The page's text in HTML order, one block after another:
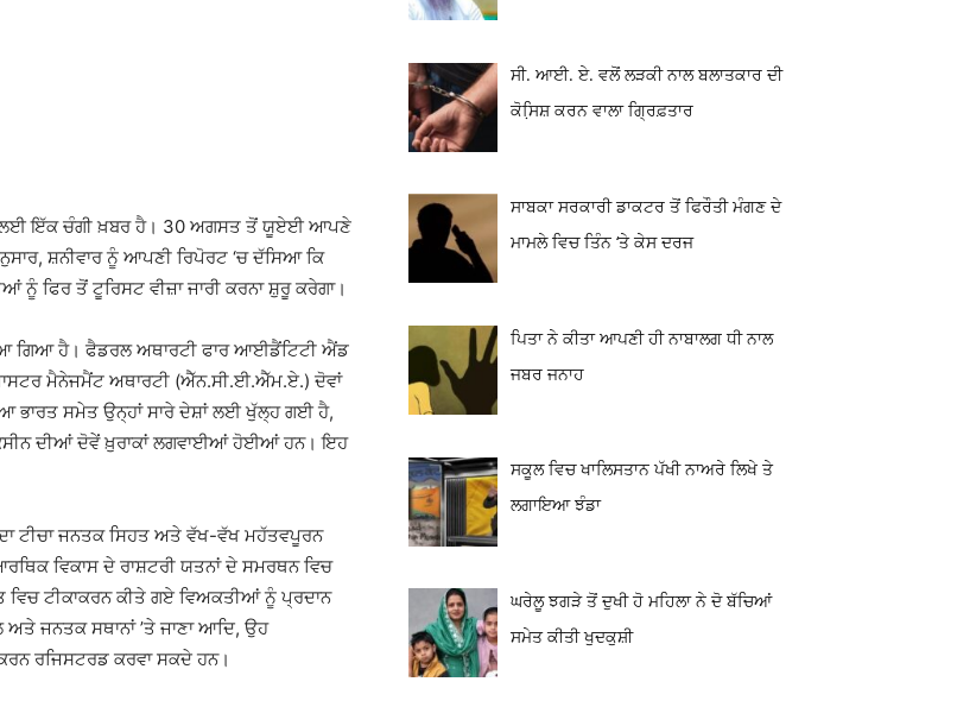
ਲਈ ਇੱਕ ਚੰਗੀ ਖ਼ਬਰ ਹੈ। 30 ਅਗਸਤ ਤੋਂ ਯੂਏਈ ਆਪਣੇ
ਸ਼ਨੀਵਾਰ ਨੂੰ ਆਪਣੀ ਰਿਪੋਰਟ ‘ਚ ਦੱਸਿਆ ਕਿ
ਫਿਰ ਤੋਂ ਟੂਰਿਸਟ ਵੀਜ਼ਾ ਜਾਰੀ ਕਰਨਾ ਸ਼ੁਰੂ ਕਰੇਗਾ।
ਗਿਆ ਹੈ। ਫੈਡਰਲ ਅਥਾਰਟੀ ਫਾਰ ਆਈਡੈਂਟਿਟੀ ਐਂਡ
ਮੈਨੇਜਮੈਂਟ ਅਥਾਰਟੀ (ਐੱਨ.ਸੀ.ਈ.ਐੱਮ.ਏ.) ਦੋਵਾਂ
ਭਾਰਤ ਸਮੇਤ ਉਨ੍ਹਾਂ ਸਾਰੇ ਦੇਸ਼ਾਂ ਲਈ ਖੁੱਲ੍ਹ ਗਈ ਹੈ,
ਦੀਆਂ ਦੋਵੇਂ ਖ਼ੁਰਾਕਾਂ ਲਗਵਾਈਆਂ ਹੋਈਆਂ ਹਨ। ਇਹ
ਟੀਚਾ ਜਨਤਕ ਸਿਹਤ ਅਤੇ ਵੱਖ-ਵੱਖ ਮਹੱਤਵਪੂਰਨ
ਵਿਕਾਸ ਦੇ ਰਾਸ਼ਟਰੀ ਯਤਨਾਂ ਦੇ ਸਮਰਥਨ ਵਿਚ
ਟੀਕਾਕਰਨ ਕੀਤੇ ਗਏ ਵਿਅਕਤੀਆਂ ਨੂੰ ਪ੍ਰਦਾਨ
ਅਤੇ ਜਨਤਕ ਸਥਾਨਾਂ ’ਤੇ ਜਾਣਾ ਆਦਿ, ਉਹ
ਰਜਿਸਟਰਡ ਕਰਵਾ ਸਕਦੇ ਹਨ।
ਸੀ. ਆਈ. ਏ. ਵਲੋਂ ਲੜਕੀ ਨਾਲ ਬਲਾਤਕਾਰ ਦੀ
ਕੋਸਿ਼ਸ਼ ਕਰਨ ਵਾਲਾ ਗ੍ਰਿਫ਼ਤਾਰ
ਸਾਬਕਾ ਸਰਕਾਰੀ ਡਾਕਟਰ ਤੋਂ ਫਿਰੌਤੀ ਮੰਗਣ ਦੇ
ਮਾਮਲੇ ਵਿਚ ਤਿੰਨ ‘ਤੇ ਕੇਸ ਦਰਜ
ਪਿਤਾ ਨੇ ਕੀਤਾ ਆਪਣੀ ਹੀ ਨਾਬਾਲਗ ਧੀ ਨਾਲ
ਜਬਰ ਜਨਾਹ
ਸਕੂਲ ਵਿਚ ਖਾਲਿਸਤਾਨ ਪੱਖੀ ਨਾਅਰੇ ਲਿਖੇ ਤੇ
ਲਗਾਇਆ ਝੰਡਾ
ਘਰੇਲੂ ਝਗੜੇ ਤੋਂ ਦੁਖੀ ਹੋ ਮਹਿਲਾ ਨੇ ਦੋ ਬੱਚਿਆਂ
ਸਮੇਤ ਕੀਤੀ ਖੁਦਕੁਸ਼ੀ